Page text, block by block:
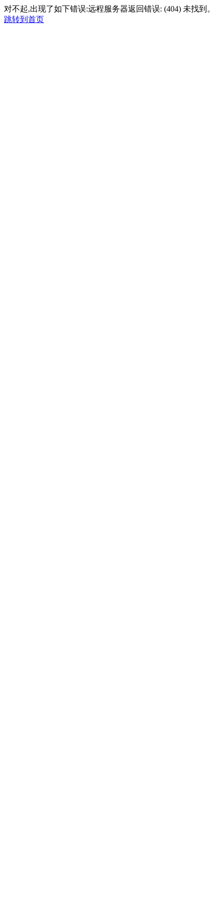
对不起,出现了如下错误:远程服务器返回错误: (404) 未找到。
跳转到首页